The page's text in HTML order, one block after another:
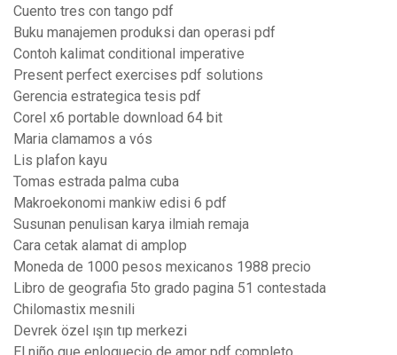
Cuento tres con tango pdf
Buku manajemen produksi dan operasi pdf
Contoh kalimat conditional imperative
Present perfect exercises pdf solutions
Gerencia estrategica tesis pdf
Corel x6 portable download 64 bit
Maria clamamos a vós
Lis plafon kayu
Tomas estrada palma cuba
Makroekonomi mankiw edisi 6 pdf
Susunan penulisan karya ilmiah remaja
Cara cetak alamat di amplop
Moneda de 1000 pesos mexicanos 1988 precio
Libro de geografia 5to grado pagina 51 contestada
Chilomastix mesnili
Devrek özel ışın tıp merkezi